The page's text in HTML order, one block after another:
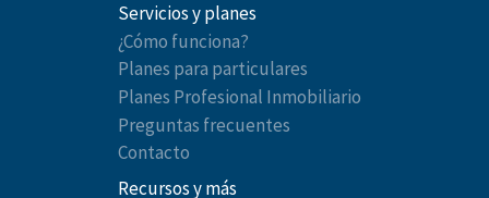
Servicios y planes
¿Cómo funciona?
Planes para particulares
Planes Profesional Inmobiliario
Preguntas frecuentes
Contacto
Recursos y más